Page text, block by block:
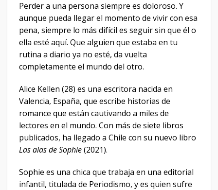
Perder a una persona siempre es doloroso. Y
aunque pueda llegar el momento de vivir con esa
pena, siempre lo más difícil es seguir sin que él o
ella esté aquí. Que alguien que estaba en tu
rutina a diario ya no esté, da vuelta
completamente el mundo del otro.
Alice Kellen (28) es una escritora nacida en
Valencia, España, que escribe historias de
romance que están cautivando a miles de
lectores en el mundo. Con más de siete libros
publicados, ha llegado a Chile con su nuevo libro
Las alas de Sophie(2021).
Sophie es una chica que trabaja en una editorial
infantil, titulada de Periodismo, y es quien sufre